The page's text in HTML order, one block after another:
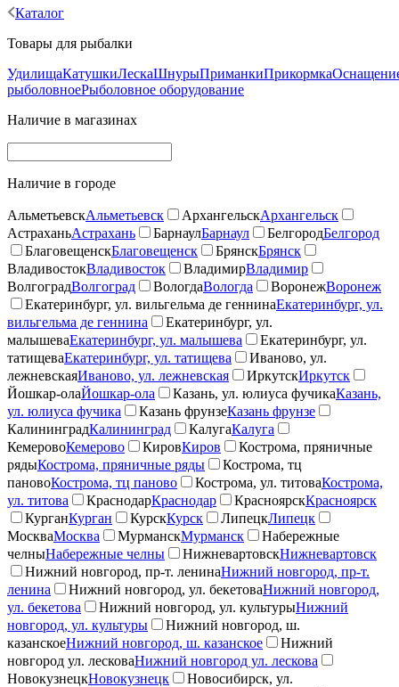
Каталог
Товары для рыбалки
УдилищаКатушкиЛескаШнурыПриманкиПрикормка
рыболовноеРыболовное оборудование
Наличие в магазинах
Наличие в городе
АльметьевскАльметьевск АрхангельскАрхангельск
АстраханьАстрахань БарнаулБарнаул БелгородБелгород
БлаговещенскБлаговещенск БрянскБрянск
ВладивостокВладивосток ВладимирВладимир
ВолгоградВолгоград ВологдаВологда ВоронежВоронеж
Екатеринбург, ул. вильгельма де геннинаЕкатеринбург, ул.
вильгельма де геннина
Екатеринбург, ул.
малышеваЕкатеринбург, ул. малышева
Екатеринбург, ул.
татищеваЕкатеринбург, ул. татищева
Иваново, ул.
лежневскаяИваново, ул. лежневская ИркутскИркутск
Йошкар-олаЙошкар-ола Казань, ул. юлиуса фучикаКазань,
ул. юлиуса фучика
Казань фрунзеКазань фрунзе
КалининградКалининград КалугаКалуга
КемеровоКемерово КировКиров
Кострома, пряничные
рядыКострома, пряничные ряды
Кострома, тц
пановоКострома, тц паново Кострома, ул. титоваКострома,
ул. титова
КраснодарКраснодар КрасноярскКрасноярск
КурганКурган КурскКурск ЛипецкЛипецк
МоскваМосква МурманскМурманск
Набережные
челныНабережные челны НижневартовскНижневартовск
Нижний новгород, пр-т. ленинаНижний новгород, пр-т.
ленина
Нижний новгород, ул. бекетоваНижний новгород,
ул. бекетова
Нижний новгород, ул. культурыНижний
новгород, ул. культуры
Нижний новгород, ш.
казанскоеНижний новгород, ш. казанское
Нижний
новгород ул. лесковаНижний новгород ул. лескова
НовокузнецкНовокузнецк
Новосибирск, ул.